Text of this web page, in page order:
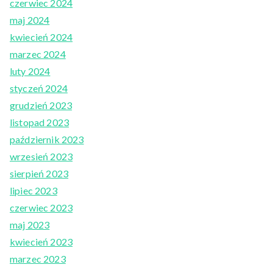
czerwiec 2024
maj 2024
kwiecień 2024
marzec 2024
luty 2024
styczeń 2024
grudzień 2023
listopad 2023
październik 2023
wrzesień 2023
sierpień 2023
lipiec 2023
czerwiec 2023
maj 2023
kwiecień 2023
marzec 2023